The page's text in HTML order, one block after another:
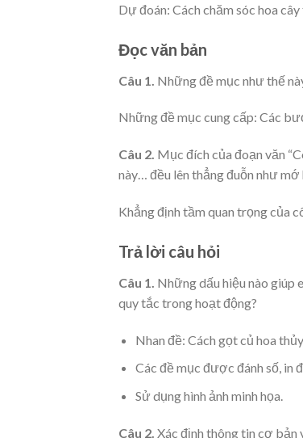
Dự đoán: Cách chăm sóc hoa cây
Đọc văn bản
Câu 1. Những đề mục như thế
Những đề mục cung cấp: Các
Câu 2. Mục đích của đoạn văn
này… đều lên thẳng đuỗn như mớ
Khẳng định tầm quan trọng của
Trả lời câu hỏi
Câu 1. Những dấu hiệu nào giúp
quy tắc trong hoạt động?
Nhan đề: Cách gọt củ hoa
Các đề mục được đánh số, in
Sử dụng hình ảnh minh họa.
Câu 2. Xác định thông tin cơ bản